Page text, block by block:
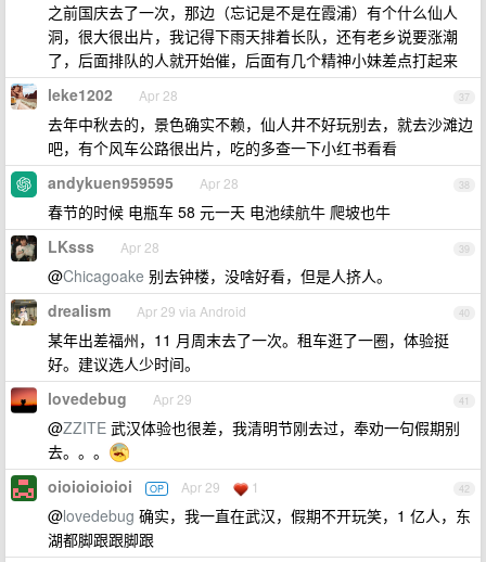
之前国庆去了一次，那边（忘记是不是在霞浦）有个什么仙人
洞，很大很出片，我记得下雨天排着长队，还有老乡说要涨潮
了，后面排队的人就开始催，后面有几个精神小妹差点打起来
37
leke1202 Apr 28
去年中秋去的，景色确实不赖，仙人井不好玩别去，就去沙滩边
吧，有个风车公路很出片，吃的多查一下小红书看看
38
andykuen959595 Apr 28
春节的时候 电瓶车 58 元一天 电池续航牛 爬坡也牛
39
LKsss Apr 28
@Chicagoake 别去钟楼，没啥好看，但是人挤人。
40
drealism Apr 29 via Android
某年出差福州，11 月周末去了一次。租车逛了一圈，体验挺
好。建议选人少时间。
41
lovedebug Apr 29
@ZZITE 武汉体验也很差，我清明节刚去过，奉劝一句假期别
去。。。
42
oioioioioioi OP Apr 29 1
@lovedebug 确实，我一直在武汉，假期不开玩笑，1 亿人，东
湖都脚跟跟脚跟